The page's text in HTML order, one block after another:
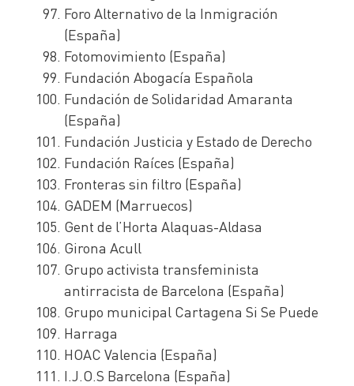
Foro Alternativo de la Inmigración
(España)
Fotomovimiento (España)
Fundación Abogacía Española
Fundación de Solidaridad Amaranta
(España)
Fundación Justicia y Estado de Derecho
Fundación Raíces (España)
Fronteras sin filtro (España)
GADEM (Marruecos)
Gent de l’Horta Alaquas-Aldasa
Girona Acull
Grupo activista transfeminista
antirracista de Barcelona (España)
Grupo municipal Cartagena Si Se Puede
Harraga
HOAC Valencia (España)
I.J.O.S Barcelona (España)